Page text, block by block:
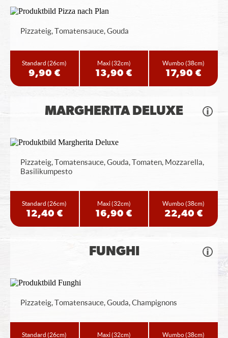
Pizzateig, Tomatensauce, Gouda
Standard(26cm)
9,90 €
Maxi(32cm)
13,90 €
Wumbo(38cm)
17,90 €
MARGHERITA DELUXE
Pizzateig, Tomatensauce, Gouda, Tomaten, Mozzarella,
Basilikumpesto
Standard(26cm)
12,40 €
Maxi(32cm)
16,90 €
Wumbo(38cm)
22,40 €
FUNGHI
Pizzateig, Tomatensauce, Gouda, Champignons
Standard(26cm) Maxi(32cm) Wumbo(38cm)